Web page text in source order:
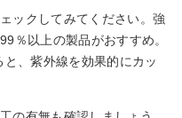
ックしてみてください。強
％以上の製品がおすすめ。
、紫外線を効果的にカッ